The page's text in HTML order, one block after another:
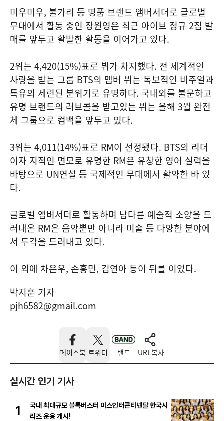
미우미우, 불가리 등 명품 브랜드 앰버서더로 글로벌
무대에서 활동 중인 장원영은 최근 아이브 정규 2집 발
매를 앞두고 활발한 활동을 이어가고 있다.
2위는 4,420(15%)표로 뷔가 차지했다. 전 세계적인
사랑을 받는 그룹 BTS의 멤버 뷔는 독보적인 비주얼과
특유의 세련된 분위기로 유명하다. 국내외를 불문하고
유명 브랜드의 러브콜을 받고있는 뷔는 올해 3월 완전
체 그룹으로 컴백을 앞두고 있다.
3위는 4,011(14%)표로 RM이 선정됐다. BTS의 리더
이자 지적인 면모로 유명한 RM은 유창한 영어 실력을
바탕으로 UN연설 등 국제적인 무대에서 활약한 바 있
다.
글로벌 앰버서더로 활동하며 남다른 예술적 소양을 드
러내온 RM은 음악뿐만 아니라 미술 등 다양한 분야에
서 두각을 드러내고 있다.
이 외에 차은우, 손흥민, 김연아 등이 뒤를 이었다.
박지훈 기자
pjh6582@gmail.com
페이스북 트위터 밴드 URL복사
실시간 인기 기사
1
국내 최대규모 블록버스터 미스인터콘티넨탈 한국시
리즈 운용 개시!